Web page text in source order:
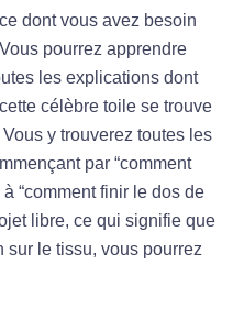
dont vous avez besoin
pourrez apprendre
les explications dont
célèbre toile se trouve
y trouverez toutes les
par “comment
“comment finir le dos de
libre, ce qui signifie que
sur le tissu, vous pourrez